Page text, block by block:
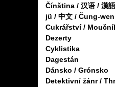
Čínština / 汉语 / 漢
jü / 中文 / Čung-wen
Cukrářství /
Dezerty
Cyklistika
Dagestán
Dánsko / Grónsko
Detektivní žánr /